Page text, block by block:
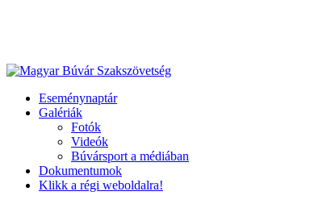
Eseménynaptár
Galériák
Fotók
Videók
Búvársport a médiában
Dokumentumok
Klikk a régi weboldalra!